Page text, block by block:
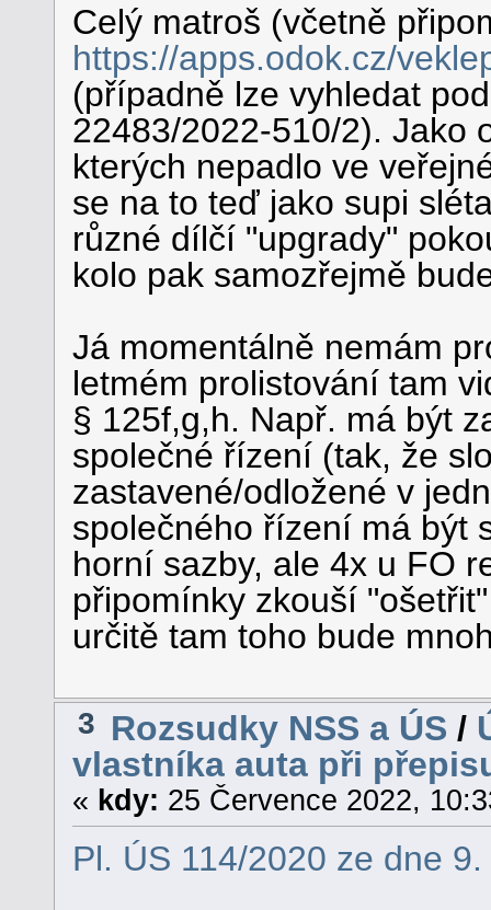
Celý matroš (včetně
https://apps.odok.cz/
(případně lze vyhledat
22483/2022-510/2). Jako
kterých nepadlo ve
se na to teď jako supi
různé dílčí "upgrady"
kolo pak samozřejmě
Já momentálně nemám
letmém prolistování tam
§ 125f,g,h. Např. má být
společné řízení (tak, že
zastavené/odložené v
společného řízení má být
horní sazby, ale 4x u FO
připomínky zkouší
určitě tam toho bude
3 Rozsudky NSS a ÚS /
vlastníka auta při
« kdy: 25 Července 2022,
Pl. ÚS 114/2020 ze dne